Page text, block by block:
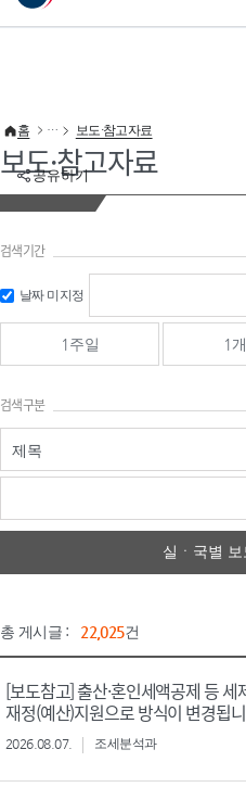
이 누리집은 대한민국 공식 전자정부 누리집입
공유하기
홈 보도·참고자료
보도·참고자료
검색기간
날짜 미지정
1주일 1
검색구분
제목
실ㆍ국별
총 게시글 : 22,025건
[보도참고] 출산·혼인세액공제 등
재정(예산)지원으로 방식이 변경됩
2026.08.07. 조세분석과